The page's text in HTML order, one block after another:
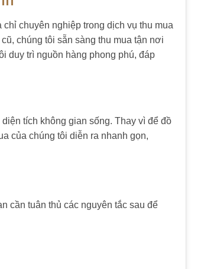
chuyên nghiệp trong dịch vụ thu mua
chúng tôi sẵn sàng thu mua tận nơi
duy trì nguồn hàng phong phú, đáp
tích không gian sống. Thay vì để đồ
của chúng tôi diễn ra nhanh gọn,
cần tuân thủ các nguyên tắc sau để